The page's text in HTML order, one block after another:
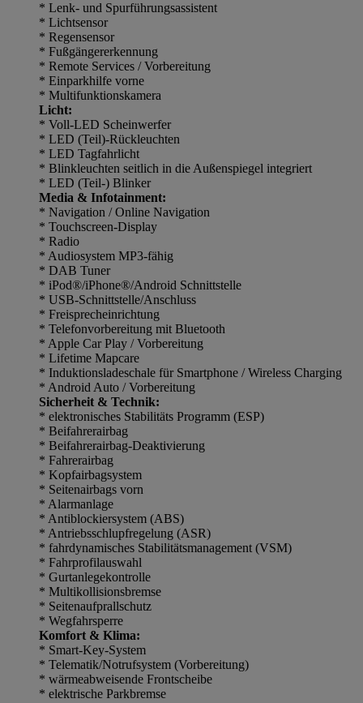
* Lenk- und Spurführungsassistent
* Lichtsensor
* Regensensor
* Fußgängererkennung
* Remote Services / Vorbereitung
* Einparkhilfe vorne
* Multifunktionskamera
Licht:
* Voll-LED Scheinwerfer
* LED (Teil)-Rückleuchten
* LED Tagfahrlicht
* Blinkleuchten seitlich in die Außenspiegel integriert
* LED (Teil-) Blinker
Media & Infotainment:
* Navigation / Online Navigation
* Touchscreen-Display
* Radio
* Audiosystem MP3-fähig
* DAB Tuner
* iPod®/iPhone®/Android Schnittstelle
* USB-Schnittstelle/Anschluss
* Freisprecheinrichtung
* Telefonvorbereitung mit Bluetooth
* Apple Car Play / Vorbereitung
* Lifetime Mapcare
* Induktionsladeschale für Smartphone / Wireless Charging
* Android Auto / Vorbereitung
Sicherheit & Technik:
* elektronisches Stabilitäts Programm (ESP)
* Beifahrerairbag
* Beifahrerairbag-Deaktivierung
* Fahrerairbag
* Kopfairbagsystem
* Seitenairbags vorn
* Alarmanlage
* Antiblockiersystem (ABS)
* Antriebsschlupfregelung (ASR)
* fahrdynamisches Stabilitätsmanagement (VSM)
* Fahrprofilauswahl
* Gurtanlegekontrolle
* Multikollisionsbremse
* Seitenaufprallschutz
* Wegfahrsperre
Komfort & Klima:
* Smart-Key-System
* Telematik/Notrufsystem (Vorbereitung)
* wärmeabweisende Frontscheibe
* elektrische Parkbremse